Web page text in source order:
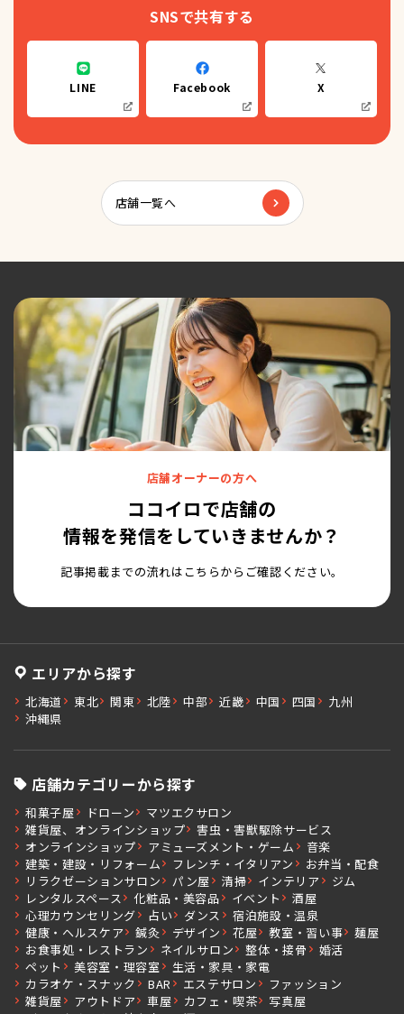
SNSで共有する
LINE Facebook X
店舗一覧へ
店舗オーナーの方へ
ココイロで店舗の
情報を発信をしていきませんか？
記事掲載までの流れはこちらからご確認ください。
エリアから探す
北海道 東北 関東 北陸 中部 近畿 中国 四国
九州
沖縄県
店舗カテゴリーから探す
和菓子屋 ドローン
マツエクサロン
雑貨屋、オンラインショップ
害虫・害獣駆除サービス
オンラインショップ
アミューズメント・ゲーム
音楽
建築・建設・リフォーム
フレンチ・イタリアン
お弁当・配食
リラクゼーションサロン
パン屋 清掃 インテリア
ジム
レンタルスペース
化粧品・美容品 イベント
酒屋
心理カウンセリング
占い ダンス
宿泊施設・温泉
健康・ヘルスケア
鍼灸 デザイン 花屋 教室・習い事
麺屋
お食事処・レストラン
ネイルサロン 整体・接骨
婚活
ペット
美容室・理容室
生活・家具・家電
カラオケ・スナック
BAR エステサロン
ファッション
雑貨屋
アウトドア 車屋 カフェ・喫茶
写真屋